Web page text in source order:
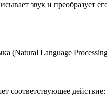
звук и
(Natural Language
соответствующее